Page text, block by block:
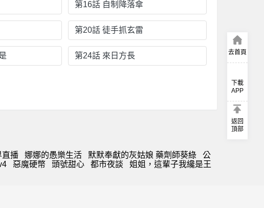
第16話 自制降落傘
第20話 徒手抓玄雷
第24話 來日方長
直播 娜娜的愚樂生活 默默奉獻的灰姑娘 藥劑師葵綠
公
惡魔硬幣 頭號甜心 都市夜談
姐姐，這輩子我纔是王
去首頁
下載
APP
返回
頂部